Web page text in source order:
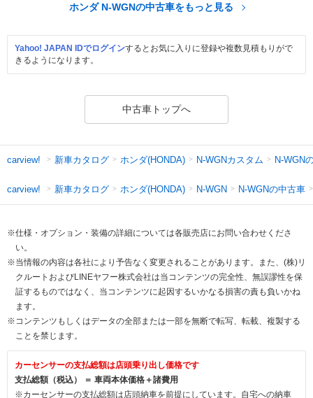
ホンダ N-WGNの中古車をもっと見る
Yahoo! JAPAN IDでログインするとお気に入りに登録や複数見積もりがで
きるようになります。
中古車トップへ
carview! 新車カタログ ホンダ(HONDA) N-WGNカスタム N-WGN
carview! 新車カタログ ホンダ(HONDA) N-WGN N-WGNの中古車
※仕様・オプション・装備の詳細については各販売店にお問い合わせくださ
い。
※当情報の内容は各社により予告なく変更されることがあります。また、(株)リ
クルートおよびLINEヤフー株式会社は当コンテンツの完全性、無誤謬性を保
証するものではなく、当コンテンツに起因するいかなる損害の責も負いかね
ます。
※コンテンツもしくはデータの全部または一部を無断で転写、転載、複製する
ことを禁じます。
カーセンサーの支払総額は店頭乗り出し価格です
支払総額（税込） ＝ 車両本体価格＋諸費用
※カーセンサーの支払総額は店頭納車を前提にしています。自宅への納車